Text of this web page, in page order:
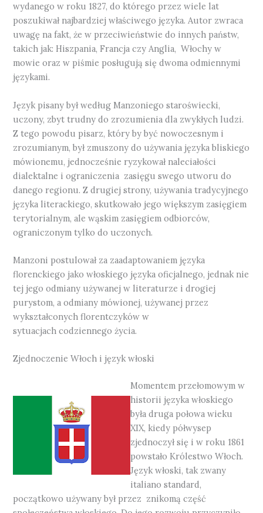
wydanego w roku 1827, do którego przez wiele lat
poszukiwał najbardziej właściwego języka. Autor zwraca
uwagę na fakt, że w przeciwieństwie do innych państw,
takich jak: Hiszpania, Francja czy Anglia, Włochy w
mowie oraz w piśmie posługują się dwoma odmiennymi
językami.
Język pisany był według Manzoniego staroświecki,
uczony, zbyt trudny do zrozumienia dla zwykłych ludzi.
Z tego powodu pisarz, który by być nowoczesnym i
zrozumianym, był zmuszony do używania języka bliskiego
mówionemu, jednocześnie ryzykował naleciałości
dialektalne i ograniczenia zasięgu swego utworu do
danego regionu. Z drugiej strony, używania tradycyjnego
języka literackiego, skutkowało jego większym zasięgiem
terytorialnym, ale wąskim zasięgiem odbiorców,
ograniczonym tylko do uczonych.
Manzoni postulował za zaadaptowaniem języka
florenckiego jako włoskiego języka oficjalnego, jednak nie
tej jego odmiany używanej w literaturze i drogiej
purystom, a odmiany mówionej, używanej przez
wykształconych florentczyków w
sytuacjach codziennego życia.
Zjednoczenie Włoch i język włoski
Momentem przełomowym w
historii języka włoskiego
była druga połowa wieku
XIX, kiedy półwysep
zjednoczył się i w roku 1861
powstało Królestwo Włoch.
Język włoski, tak zwany
italiano standard,
początkowo używany był przez znikomą część